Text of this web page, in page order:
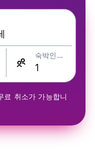
숙박인원
료 취소가 가능합니